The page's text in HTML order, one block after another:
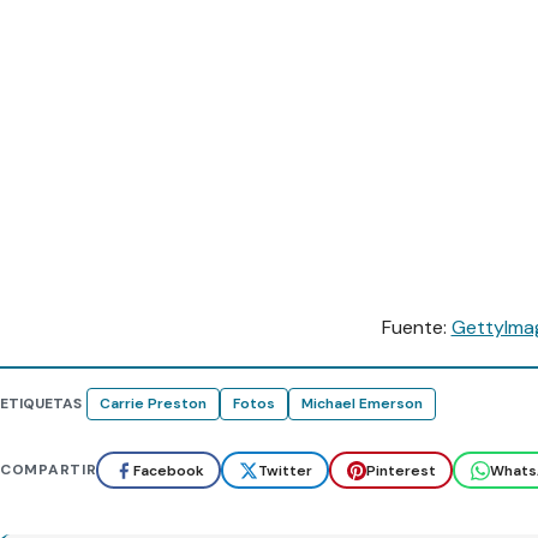
Fuente:
ETIQUETAS Carrie Preston Fotos Michael Emerson
COMPARTIR Facebook Twitter Pinterest